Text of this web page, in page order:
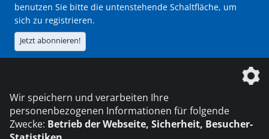
benutzen Sie bitte die untenstehende Schaltfläche, um
sich zu registrieren.
Jetzt abonnieren!
Die DVS Media GmbH ist ein Unternehmen der
Wir speichern und verarbeiten Ihre
personenbezogenen Informationen für folgende
Zwecke: Betrieb der Webseite, Sicherheit, Besucher-